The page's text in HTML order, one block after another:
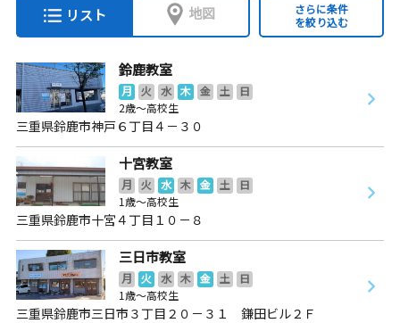
リスト 地図
さらに条件
を絞り込む
鈴鹿教室
月 火 水 木 金 土
日
2歳～高校生
三重県鈴鹿市神戸６丁目４－３０
十宮教室
月 火 水 木 金 土
日
1歳～高校生
三重県鈴鹿市十宮４丁目１０－８
三日市教室
月 火 水 木 金 土
日
1歳～高校生
三重県鈴鹿市三日市３丁目２０－３１ 鎌田ビル２Ｆ